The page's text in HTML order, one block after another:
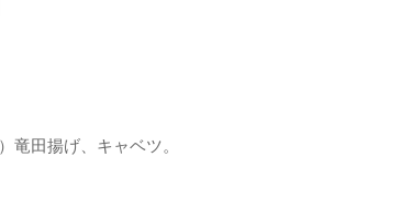
竜田揚げ、キャベツ。